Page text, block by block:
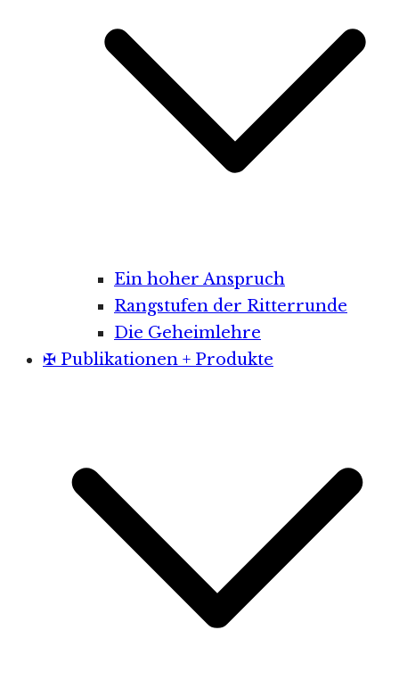
Ein hoher Anspruch
Rangstufen der Ritterrunde
Die Geheimlehre
✠ Publikationen + Produkte